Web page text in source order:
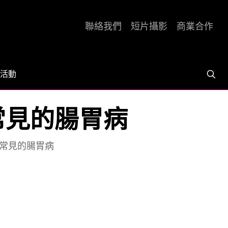
活動
聯絡我們 短片攝影 商業合作
的腸胃病
見的腸胃病